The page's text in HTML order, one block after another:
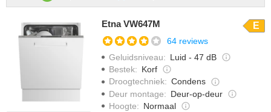
Etna VW647M E
64 reviews
Geluidsniveau: Luid - 47 dB
Bestek: Korf
Droogtechniek: Condens
Deur montage: Deur-op-deur
Hoogte: Normaal